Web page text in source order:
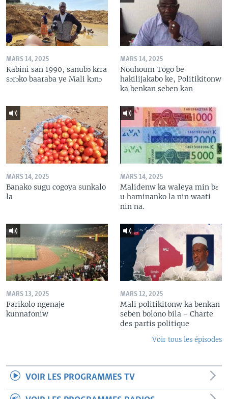
MARS 14, 2025
Kabini san 1990, sanubɔ kɛra
sɔrɔko baaraba ye Mali kɔnɔ
MARS 14, 2025
Nouhoum Togo be
hakilijakabo ke, Politikitonw
ka benkan seben kan
MARS 14, 2025
Banako sugu cogoya sunkalo
la
MARS 14, 2025
Malidenw ka waleya min bɛ
u haminanko la nin waati
nin na.
MARS 13, 2025
Farikolo ngenaje
kunnafoniw
MARS 12, 2025
Mali politikitonw ka benkan
seben bolono bila - Charte
des partis politique
Voir tous les épisodes
VOIR LES PROGRAMMES TV